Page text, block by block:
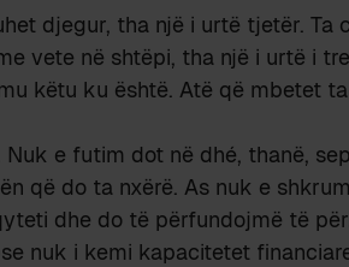
djegur, tha një i urtë tjetër. Ta
vete në shtëpi, tha një i urtë i
këtu ku është. Atë që mbetet
e futim dot në dhé, thanë,
që do ta nxërë. As nuk e
dhe do të përfundojmë të
nuk i kemi kapacitetet